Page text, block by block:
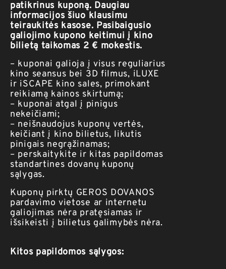
Kitos papildomos sąlygos:
patikrinus kuponą. Daugiau
informacijos šiuo klausimu
teiraukitės kasose. Pasibaigusio
galiojimo kupono keitimui į kino
bilietą taikomas 2 € mokestis.
– kuponai galioja į visus reguliarius
kino seansus bei 3D filmus, iLUXE
ir iSCAPE kino sales, primokant
reikiamą kainos skirtumą;
– kuponai atgal į pinigus
nekeičiami;
– neišnaudojus kuponų vertės,
keičiant į kino bilietus, likutis
pinigais negrąžinamas;
– perskaitykite ir kitas papildomas
standartines dovanų kuponų
sąlygas.
Kuponų pirktų GEROS DOVANOS
pardavimo vietose ar internetu
galiojimas nėra pratęsiamas ir
išsikeisti į bilietus galimybės nėra.